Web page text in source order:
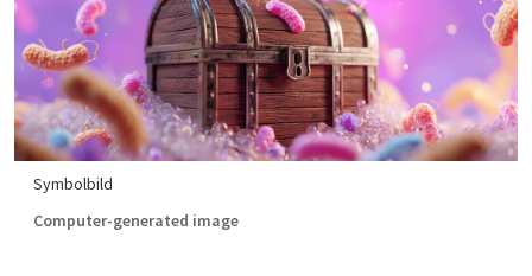
Symbolbild
Computer-generated image